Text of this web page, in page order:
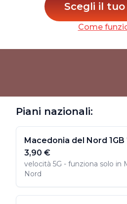
Scegli il
Come
Piani nazionali:
Macedonia del Nord 1GB
3,90 €
velocità 5G - funziona solo in
Nord